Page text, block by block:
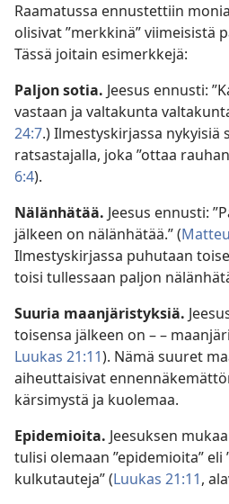
Raamatussa ennustettiin
olisivat ”merkkinä” viimeisistä
Tässä joitain esimerkkejä:
Paljon sotia. Jeesus ennusti:
vastaan ja valtakunta
24:7.) Ilmestyskirjassa nykyisiä
ratsastajalla, joka ”ottaa
6:4).
Nälänhätää. Jeesus ennusti:
jälkeen on nälänhätää.” (
Ilmestyskirjassa puhutaan
toisi tullessaan paljon
Suuria maanjäristyksiä.
toisensa jälkeen on – –
Luukas 21:11). Nämä suuret
aiheuttaisivat
kärsimystä ja kuolemaa.
Epidemioita. Jeesuksen
tulisi olemaan ”epidemioita” eli
kulkutauteja” (Luukas 21:11,